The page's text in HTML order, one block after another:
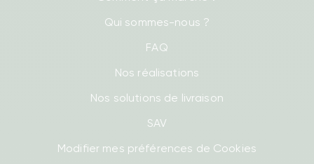
Qui sommes-nous ?
FAQ
Nos réalisations
Nos solutions de livraison
SAV
Modifier mes préférences de Cookies